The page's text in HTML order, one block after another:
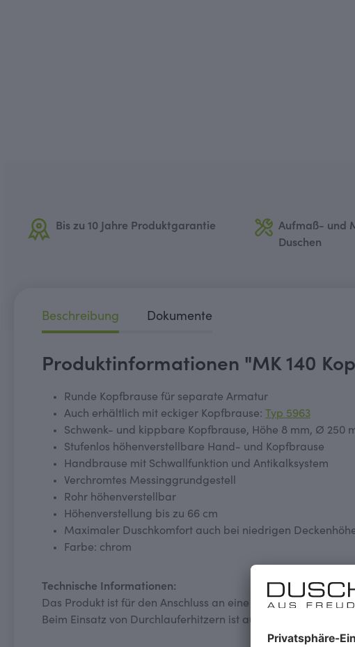
Bis zu 10 Jahre Produktgarantie
Aufmaß- und
Duschen
Beschreibung Dokumente
Produktinformationen "MK 140
Runde Kopfbrause für separate Armatur
Auch erhältlich mit eckiger Kopfbrause: Typ 5963
Schwenk- und kippbare Kopfbrause, Höhe 8 mm, Ø 250
Stufenlos höhenverstellbare Hand- und Kopfbrause
Handbrause mit Schwallfunktion und Antikalksystem
Verchromtes Messinggrundgestell
Rohr höhenverstellbar
Höhenverstellung bis zu 66 cm
Maximaler Duschkomfort auch bei niedrigen
Farbe: chrom
Technische Informationen:
Das Produkt ist für den Anschluss an eine
Beim Einsatz von Durchlauferhitzern ist auf eine